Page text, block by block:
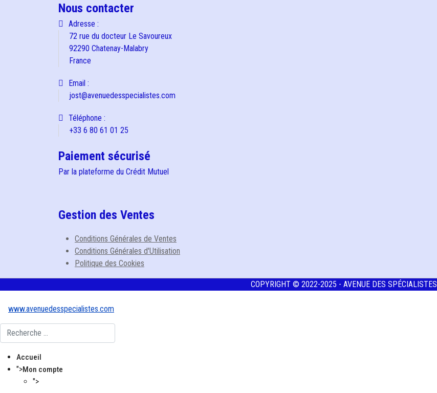
Nous contacter
Adresse :
72 rue du docteur Le Savoureux
92290 Chatenay-Malabry
France
Email :
jost@avenuedesspecialistes.com
Téléphone :
+33 6 80 61 01 25
Paiement sécurisé
Par la plateforme du Crédit Mutuel
Gestion des Ventes
Conditions Générales de Ventes
Conditions Générales d'Utilisation
Politique des Cookies
COPYRIGHT © 2022-2025 - AVENUE DES SPÉCIALISTES
www.avenuedesspecialistes.com
Rechercher
Accueil
">Mon compte
">